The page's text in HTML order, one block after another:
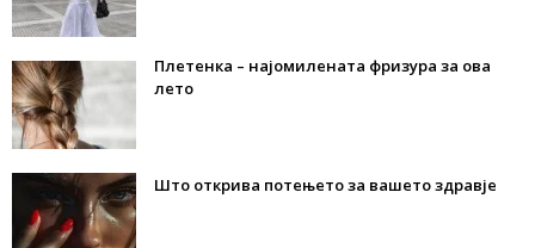
Плетенка – најомилената фризура за ова
лето
Што открива потењето за вашето здравје